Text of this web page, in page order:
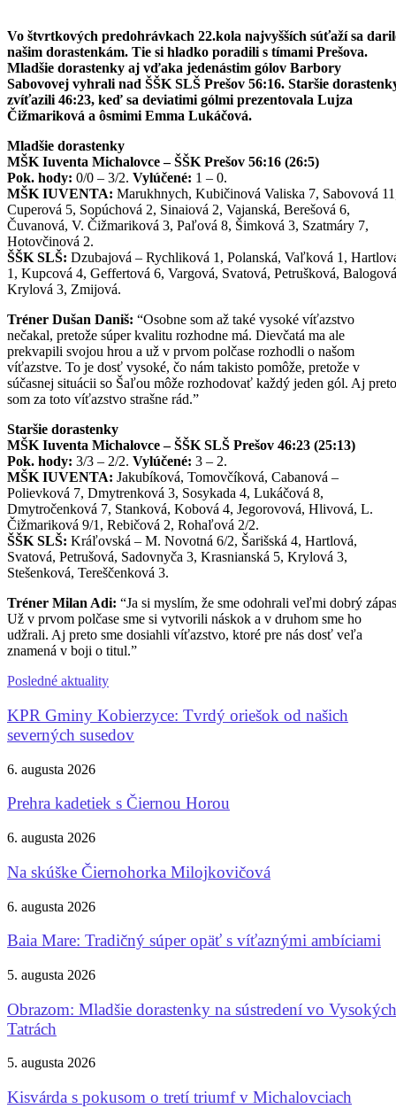
Vo štvrtkových predohrávkach 22.kola najvyšších súťaží sa
našim dorastenkám. Tie si hladko poradili s tímami Prešova.
Mladšie dorastenky aj vďaka jedenástim gólov Barbory
Sabovovej vyhrali nad ŠŠK SLŠ Prešov 56:16. Staršie
zvíťazili 46:23, keď sa deviatimi gólmi prezentovala Lujza
Čižmariková a ôsmimi Emma Lukáčová.
Mladšie dorastenky
MŠK Iuventa Michalovce – ŠŠK Prešov 56:16 (26:5)
Pok. hody: 0/0 – 3/2. Vylúčené: 1 – 0.
MŠK IUVENTA: Marukhnych, Kubičinová Valiska 7, Sabovová
Cuperová 5, Sopúchová 2, Sinaiová 2, Vajanská, Berešová 6,
Čuvanová, V. Čižmariková 3, Paľová 8, Šimková 3, Szatmáry 7,
Hotovčinová 2.
ŠŠK SLŠ: Dzubajová – Rychliková 1, Polanská, Vaľková 1,
1, Kupcová 4, Geffertová 6, Vargová, Svatová, Petrušková,
Krylová 3, Zmijová.
Tréner Dušan Daniš: “Osobne som až také vysoké víťazstvo
nečakal, pretože súper kvalitu rozhodne má. Dievčatá ma ale
prekvapili svojou hrou a už v prvom polčase rozhodli o našom
víťazstve. To je dosť vysoké, čo nám takisto pomôže, pretože v
súčasnej situácii so Šaľou môže rozhodovať každý jeden gól. Aj preto
som za toto víťazstvo strašne rád.”
Staršie dorastenky
MŠK Iuventa Michalovce – ŠŠK SLŠ Prešov 46:23 (25:13)
Pok. hody: 3/3 – 2/2. Vylúčené: 3 – 2.
MŠK IUVENTA: Jakubíková, Tomovčíková, Cabanová –
Polievková 7, Dmytrenková 3, Sosykada 4, Lukáčová 8,
Dmytročenková 7, Stanková, Kobová 4, Jegorovová, Hlivová, L.
Čižmariková 9/1, Rebičová 2, Rohaľová 2/2.
ŠŠK SLŠ: Kráľovská – M. Novotná 6/2, Šarišská 4, Hartlová,
Svatová, Petrušová, Sadovnyča 3, Krasnianská 5, Krylová 3,
Stešenková, Tereščenková 3.
Tréner Milan Adi: “Ja si myslím, že sme odohrali veľmi dobrý
Už v prvom polčase sme si vytvorili náskok a v druhom sme ho
udžrali. Aj preto sme dosiahli víťazstvo, ktoré pre nás dosť veľa
znamená v boji o titul.”
Posledné aktuality
KPR Gminy Kobierzyce: Tvrdý oriešok od našich
severných susedov
6. augusta 2026
Prehra kadetiek s Čiernou Horou
6. augusta 2026
Na skúške Čiernohorka Milojkovičová
6. augusta 2026
Baia Mare: Tradičný súper opäť s víťaznými ambíciami
5. augusta 2026
Obrazom: Mladšie dorastenky na sústredení vo Vysokých
Tatrách
5. augusta 2026
Kisvárda s pokusom o tretí triumf v Michalovciach